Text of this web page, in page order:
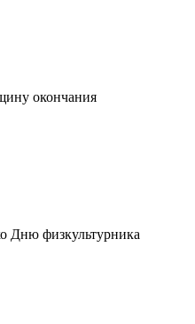
окончания
Дню физкультурника